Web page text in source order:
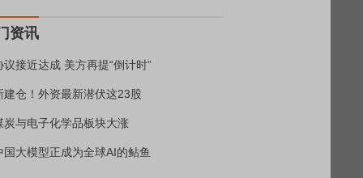
资讯
议接近达成 美方再提“倒计时”
建仓！外资最新潜伏这23股
炭与电子化学品板块大涨
国大模型正成为全球AI的鲇鱼